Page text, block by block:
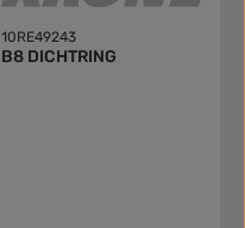
10RE49243
B8 DICHTRING